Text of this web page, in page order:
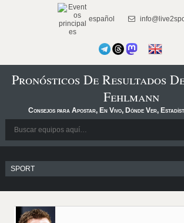
español
Pronósticos De Resultados
Fehlmann
Consejos para Apostar, En Vivo, Dónde Ver,